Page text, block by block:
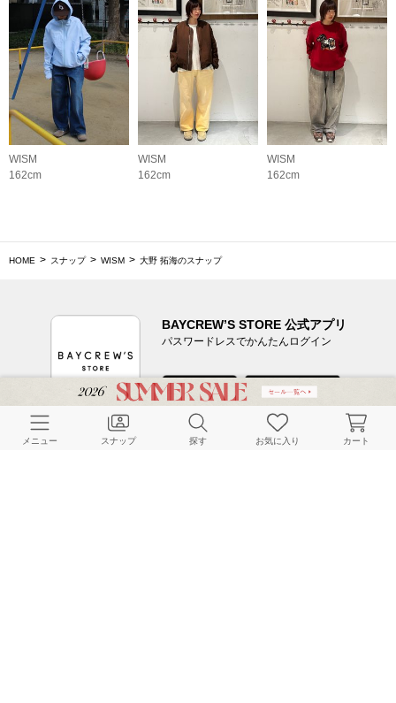
WISM
162cm
WISM
162cm
WISM
162cm
HOME スナップ WISM 大野 拓海のスナップ
BAYCREW’S STORE 公式アプリ
パスワードレスでかんたんログイン
CUSTOMER SERVICE
メニュー スナップ 探す お気に入り カート